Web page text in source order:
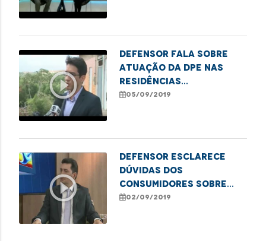
play_circle_outline
Defensor fala sobre
atuação da DPE nas
residências
prejudicadas pelo
05/09/2019
play_circle_outline
Defensor esclarece
dúvidas dos
consumidores sobre
consórcio
02/09/2019